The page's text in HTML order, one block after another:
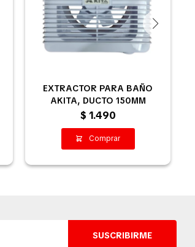
EXTRACTOR PARA BAÑO
AKITA, DUCTO 150MM
$ 1.490
SUSCRIBIRME